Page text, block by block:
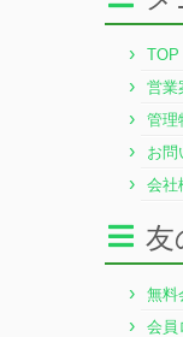
TOP
営業
管理
お問
会社
友
無料
会員